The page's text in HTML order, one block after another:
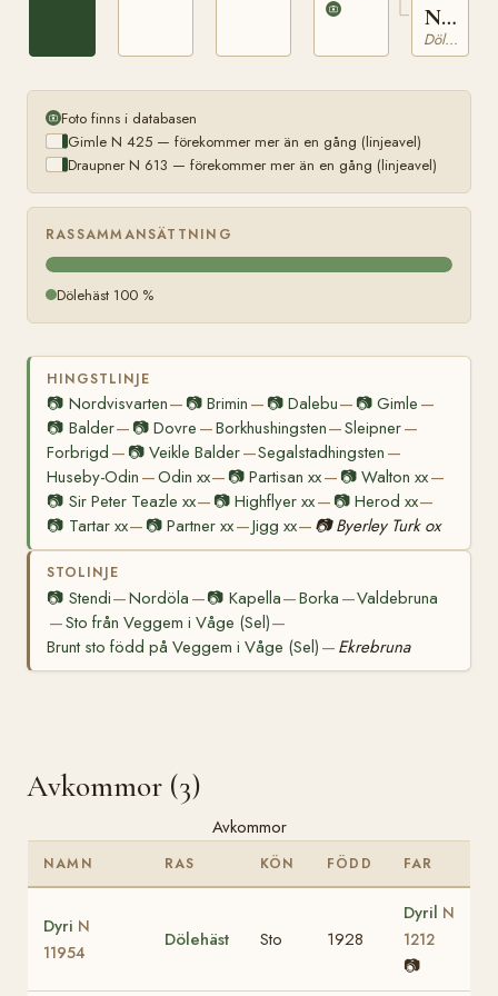
N
998
Dölehäst
Foto finns i databasen
Gimle N 425 — förekommer mer än en gång (linjeavel)
Draupner N 613 — förekommer mer än en gång (linjeavel)
RASSAMMANSÄTTNING
Dölehäst 100 %
HINGSTLINJE
📷 Nordvisvarten— 📷Brimin — 📷 Dalebu— 📷 Gimle —
📷 Balder— 📷Dovre —Borkhushingsten—Sleipner—
Forbrigd — 📷Veikle Balder—Segalstadhingsten —
Huseby-Odin —Odin xx— 📷Partisan xx— 📷Walton xx—
📷 Sir Peter Teazle xx— 📷Highflyer xx— 📷 Herod xx—
📷 Tartar xx— 📷Partner xx—Jigg xx— 📷 Byerley Turk ox
STOLINJE
📷 Stendi—Nordöla —📷 Kapella—Borka —Valdebruna
—Sto från Veggem i Våge (Sel)—
Brunt sto född på Veggem i Våge (Sel) — Ekrebruna
Avkommor (3)
Avkommor
NAMN RAS KÖN FÖDD FAR
Dyri N
11954
Dölehäst Sto 1928
Dyril N
1212
📷